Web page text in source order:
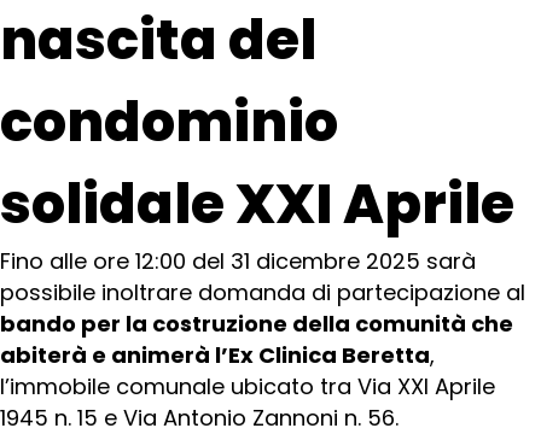
nascita del
condominio
solidale XXI Aprile
Fino alle ore 12:00 del 31 dicembre 2025 sarà
possibile inoltrare domanda di partecipazione al
bando per la costruzione della comunità che
abiterà e animerà l’Ex Clinica Beretta,
l’immobile comunale ubicato tra Via XXI Aprile
1945 n. 15 e Via Antonio Zannoni n. 56.